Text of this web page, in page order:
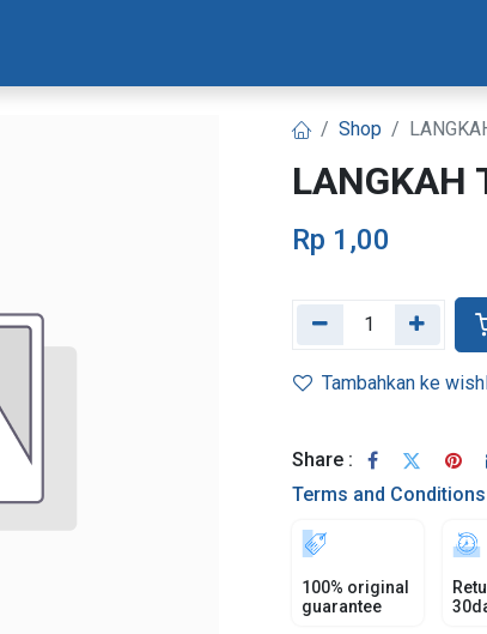
Shop
LANGKAH
Rp 1,00
Tambahkan ke
Share :
Terms and Conditions
100% original
guarantee